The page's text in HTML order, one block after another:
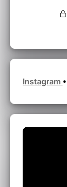
Instagram •